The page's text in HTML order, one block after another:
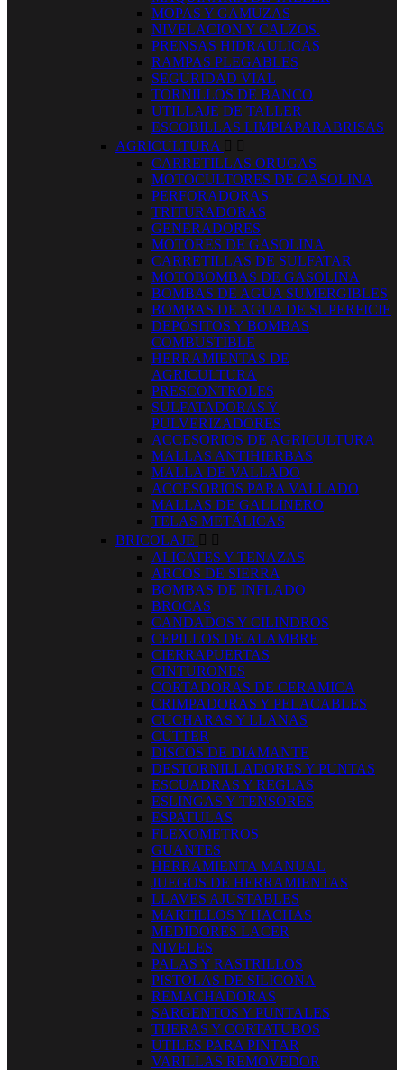
MOPAS Y GAMUZAS
NIVELACION Y CALZOS.
PRENSAS HIDRAULICAS
RAMPAS PLEGABLES
SEGURIDAD VIAL
TORNILLOS DE BANCO
UTILLAJE DE TALLER
ESCOBILLAS LIMPIAPARABRISAS
AGRICULTURA  
CARRETILLAS ORUGAS
MOTOCULTORES DE GASOLINA
PERFORADORAS
TRITURADORAS
GENERADORES
MOTORES DE GASOLINA
CARRETILLAS DE SULFATAR
MOTOBOMBAS DE GASOLINA
BOMBAS DE AGUA SUMERGIBLES
BOMBAS DE AGUA DE SUPERFICIE
DEPÓSITOS Y BOMBAS
COMBUSTIBLE
HERRAMIENTAS DE
AGRICULTURA
PRESCONTROLES
SULFATADORAS Y
PULVERIZADORES
ACCESORIOS DE AGRICULTURA
MALLAS ANTIHIERBAS
MALLA DE VALLADO
ACCESORIOS PARA VALLADO
MALLAS DE GALLINERO
TELAS METÁLICAS
BRICOLAJE  
ALICATES Y TENAZAS
ARCOS DE SIERRA
BOMBAS DE INFLADO
BROCAS
CANDADOS Y CILINDROS
CEPILLOS DE ALAMBRE
CIERRAPUERTAS
CINTURONES
CORTADORAS DE CERAMICA
CRIMPADORAS Y PELACABLES
CUCHARAS Y LLANAS
CUTTER
DISCOS DE DIAMANTE
DESTORNILLADORES Y PUNTAS
ESCUADRAS Y REGLAS
ESLINGAS Y TENSORES
ESPATULAS
FLEXOMETROS
GUANTES
HERRAMIENTA MANUAL
JUEGOS DE HERRAMIENTAS
LLAVES AJUSTABLES
MARTILLOS Y HACHAS
MEDIDORES LACER
NIVELES
PALAS Y RASTRILLOS
PISTOLAS DE SILICONA
REMACHADORAS
SARGENTOS Y PUNTALES
TIJERAS Y CORTATUBOS
UTILES PARA PINTAR
VARILLAS REMOVEDOR